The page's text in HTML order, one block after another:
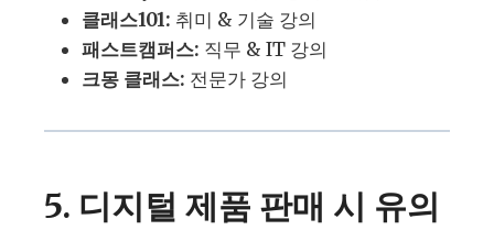
클래스101: 취미 & 기술 강의
패스트캠퍼스: 직무 & IT 강의
크몽 클래스: 전문가 강의
5. 디지털 제품 판매 시 유의